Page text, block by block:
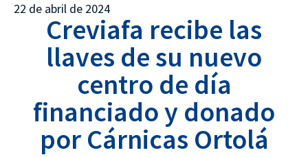
22 de abril de 2024
Creviafa recibe las
llaves de su nuevo
centro de día
financiado y donado
por Cárnicas Ortolá